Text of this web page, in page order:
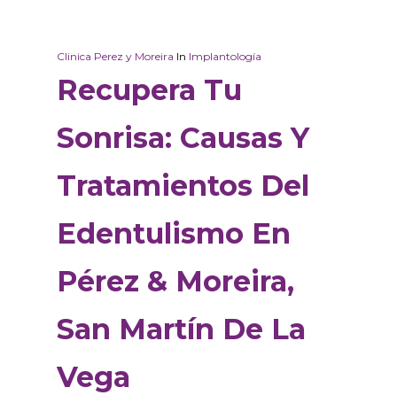
Clinica Perez y Moreira In Implantología
Recupera Tu
Sonrisa: Causas Y
Tratamientos Del
Edentulismo En
Pérez & Moreira,
San Martín De La
Vega